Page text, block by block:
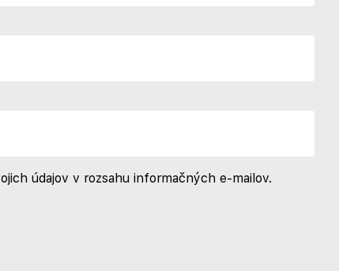
údajov v rozsahu informačných e-mailov.